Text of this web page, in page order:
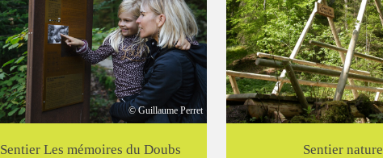
© Guillaume Perret
Sentier Les mémoires du Doubs
Sentier nature